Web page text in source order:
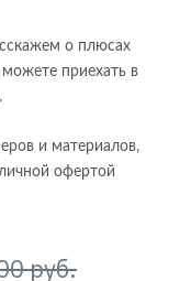
о плюсах
приехать в
и материалов,
офертой
руб.